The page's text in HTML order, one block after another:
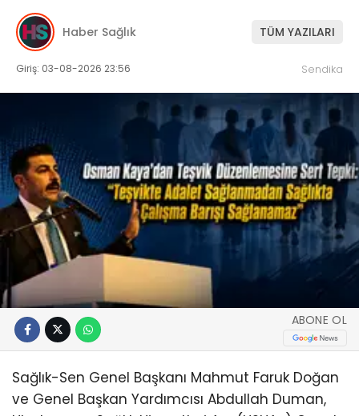
Haber Sağlık TÜM YAZILARI
Giriş: 03-08-2026 23:56 Sendika
ABONE OL
Sağlık-Sen Genel Başkanı Mahmut Faruk Doğan
ve Genel Başkan Yardımcısı Abdullah Duman,